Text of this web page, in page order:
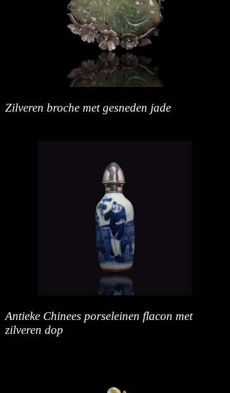
Zilveren broche met gesneden jade
Antieke Chinees porseleinen flacon met
zilveren dop